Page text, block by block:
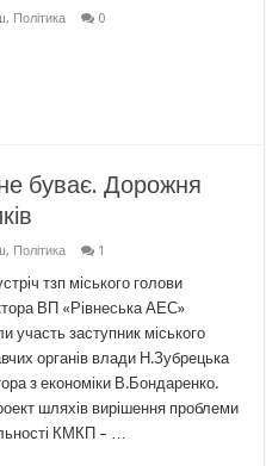
, Політика 0
буває. Дорожня
, Політика 1
тзп міського голови
ВП «Рівнеська АЕС»
участь заступник міського
органів влади Н.Зубрецька
з економіки В.Бондаренко.
шляхів вирішення проблеми
КМКП – …